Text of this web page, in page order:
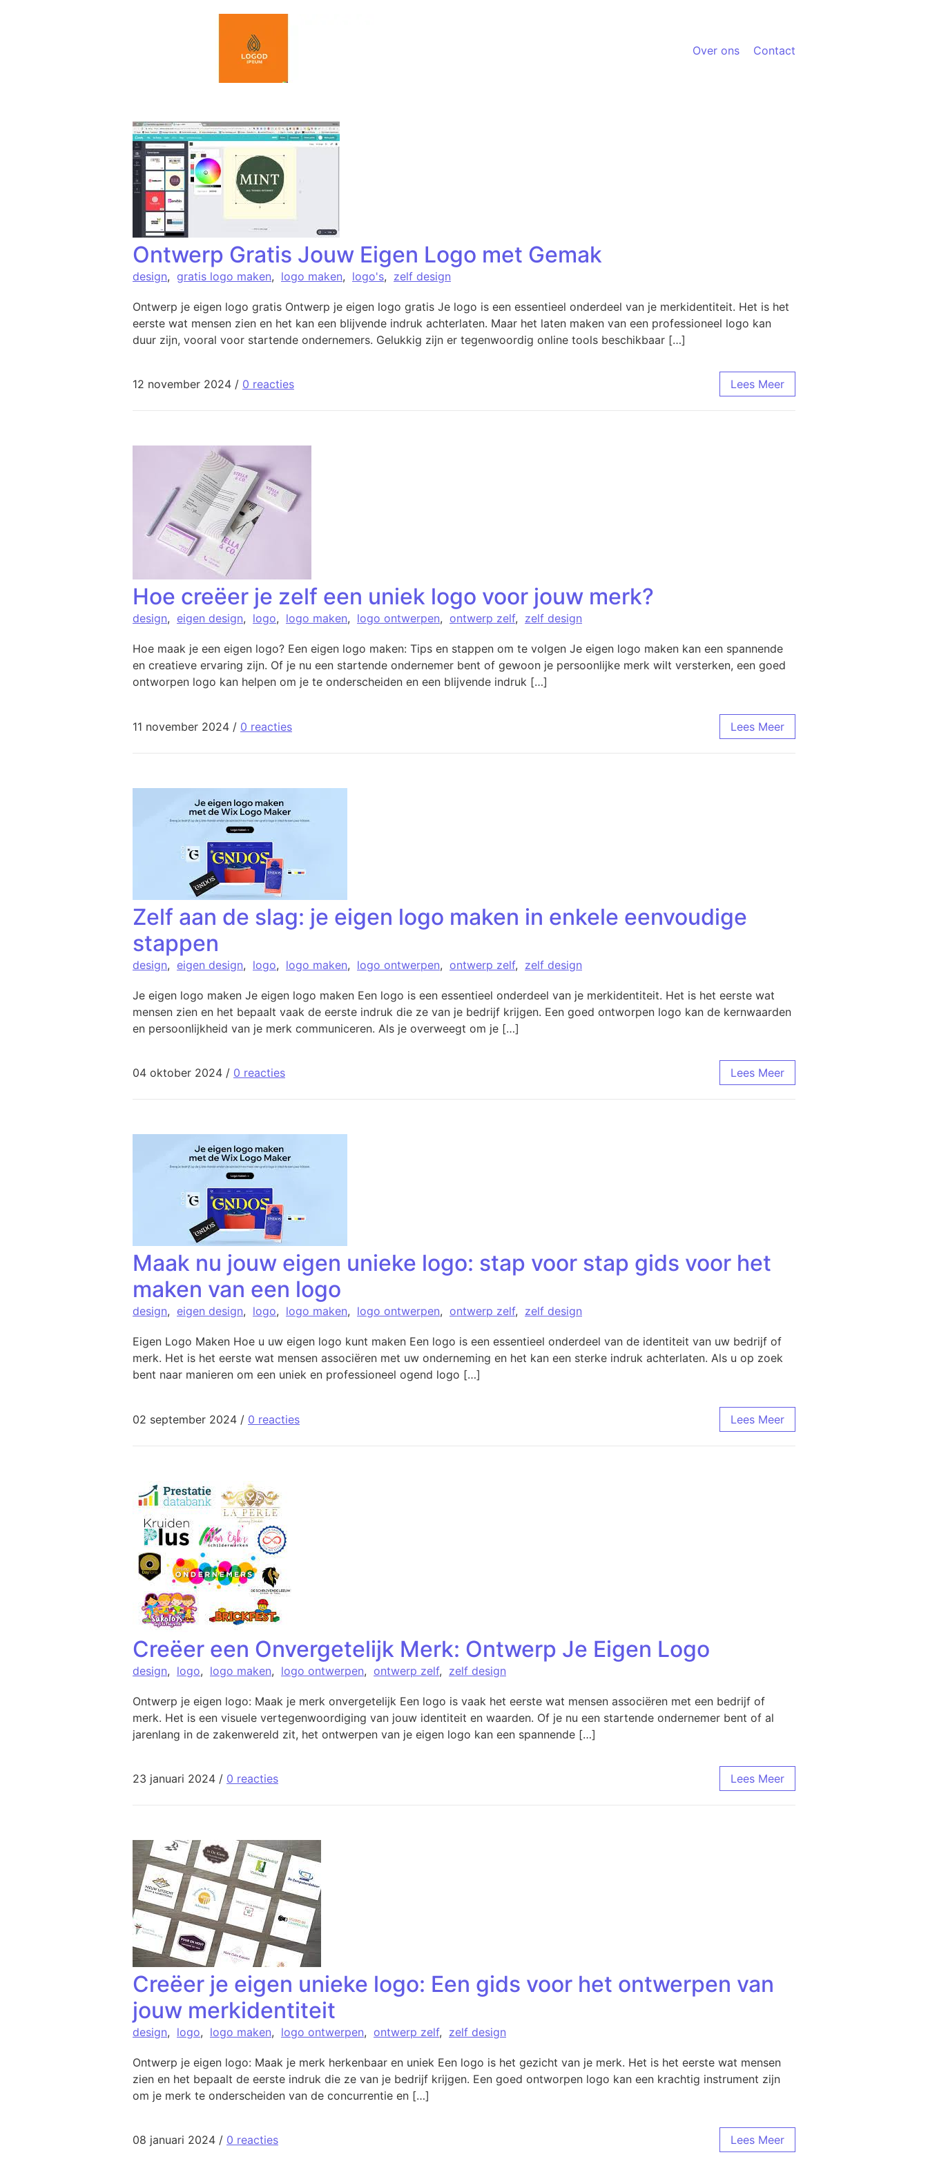
Over ons Contact
Ontwerp Gratis Jouw Eigen Logo met Gemak
design, gratis logo maken, logo maken, logo's, zelf design
Ontwerp je eigen logo gratis Ontwerp je eigen logo gratis Je logo is een essentieel onderdeel van je merkidentiteit. Het is het
eerste wat mensen zien en het kan een blijvende indruk achterlaten. Maar het laten maken van een professioneel logo kan
duur zijn, vooral voor startende ondernemers. Gelukkig zijn er tegenwoordig online tools beschikbaar […]
12 november 2024 / 0 reacties Lees Meer
Hoe creëer je zelf een uniek logo voor jouw merk?
design, eigen design, logo, logo maken, logo ontwerpen, ontwerp zelf, zelf design
Hoe maak je een eigen logo? Een eigen logo maken: Tips en stappen om te volgen Je eigen logo maken kan een spannende
en creatieve ervaring zijn. Of je nu een startende ondernemer bent of gewoon je persoonlijke merk wilt versterken, een goed
ontworpen logo kan helpen om je te onderscheiden en een blijvende indruk […]
11 november 2024 / 0 reacties Lees Meer
Zelf aan de slag: je eigen logo maken in enkele eenvoudige
stappen
design, eigen design, logo, logo maken, logo ontwerpen, ontwerp zelf, zelf design
Je eigen logo maken Je eigen logo maken Een logo is een essentieel onderdeel van je merkidentiteit. Het is het eerste wat
mensen zien en het bepaalt vaak de eerste indruk die ze van je bedrijf krijgen. Een goed ontworpen logo kan de kernwaarden
en persoonlijkheid van je merk communiceren. Als je overweegt om je […]
04 oktober 2024 / 0 reacties Lees Meer
Maak nu jouw eigen unieke logo: stap voor stap gids voor het
maken van een logo
design, eigen design, logo, logo maken, logo ontwerpen, ontwerp zelf, zelf design
Eigen Logo Maken Hoe u uw eigen logo kunt maken Een logo is een essentieel onderdeel van de identiteit van uw bedrijf of
merk. Het is het eerste wat mensen associëren met uw onderneming en het kan een sterke indruk achterlaten. Als u op zoek
bent naar manieren om een uniek en professioneel ogend logo […]
02 september 2024 / 0 reacties Lees Meer
Creëer een Onvergetelijk Merk: Ontwerp Je Eigen Logo
design, logo, logo maken, logo ontwerpen, ontwerp zelf, zelf design
Ontwerp je eigen logo: Maak je merk onvergetelijk Een logo is vaak het eerste wat mensen associëren met een bedrijf of
merk. Het is een visuele vertegenwoordiging van jouw identiteit en waarden. Of je nu een startende ondernemer bent of al
jarenlang in de zakenwereld zit, het ontwerpen van je eigen logo kan een spannende […]
23 januari 2024 / 0 reacties Lees Meer
Creëer je eigen unieke logo: Een gids voor het ontwerpen van
jouw merkidentiteit
design, logo, logo maken, logo ontwerpen, ontwerp zelf, zelf design
Ontwerp je eigen logo: Maak je merk herkenbaar en uniek Een logo is het gezicht van je merk. Het is het eerste wat mensen
zien en het bepaalt de eerste indruk die ze van je bedrijf krijgen. Een goed ontworpen logo kan een krachtig instrument zijn
om je merk te onderscheiden van de concurrentie en […]
08 januari 2024 / 0 reacties Lees Meer